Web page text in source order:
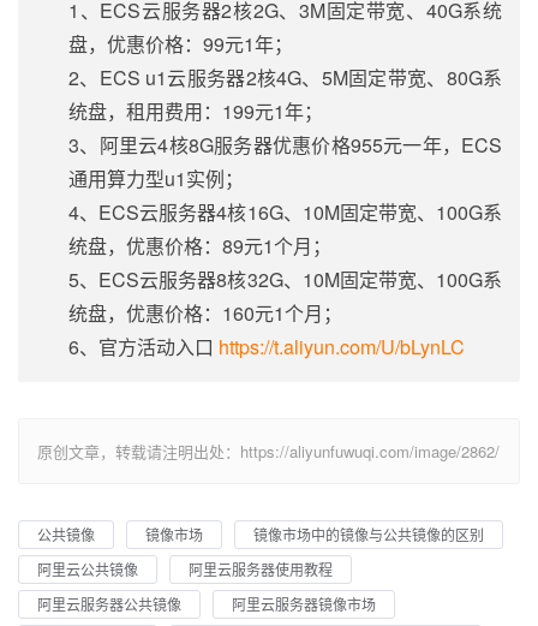
1、ECS云服务器2核2G、3M固定带宽、40G系统
盘，优惠价格：99元1年；
2、ECS u1云服务器2核4G、5M固定带宽、80G系
统盘，租用费用：199元1年；
3、阿里云4核8G服务器优惠价格955元一年，ECS
通用算力型u1实例；
4、ECS云服务器4核16G、10M固定带宽、100G系
统盘，优惠价格：89元1个月；
5、ECS云服务器8核32G、10M固定带宽、100G系
统盘，优惠价格：160元1个月；
6、官方活动入口 https://t.aliyun.com/U/bLynLC
原创文章，转载请注明出处：https://aliyunfuwuqi.com/image/2862/
公共镜像 镜像市场
镜像市场中的镜像与公共镜像的区别
阿里云公共镜像
阿里云服务器使用教程
阿里云服务器公共镜像
阿里云服务器镜像市场